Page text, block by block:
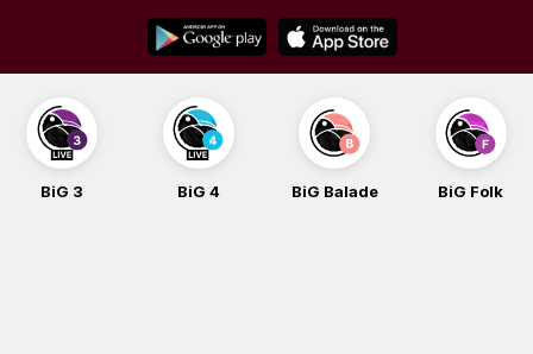
content
BiG 3 BiG 4 BiG Balade BiG Folk